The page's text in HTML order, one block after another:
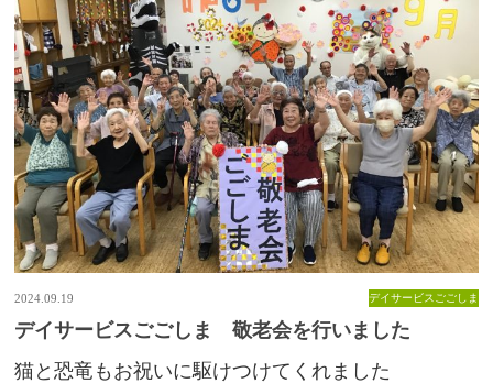
2024.09.19 デイサービスごごしま
デイサービスごごしま 敬老会を行いました
猫と恐竜もお祝いに駆けつけてくれました